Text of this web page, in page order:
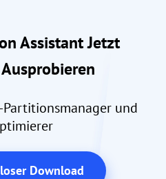
Assistant Jetzt
und
Download